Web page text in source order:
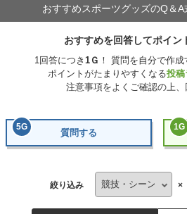
おすすめスポーツグッズのQ＆A
おすすめを回答してポイン
1回答につき 1 Ｇ ！ 質問を自分で作成
ポイントがたまりやすくなる投稿
注意事項をよくご確認の上、
5G
質問する
1G
絞り込み ×